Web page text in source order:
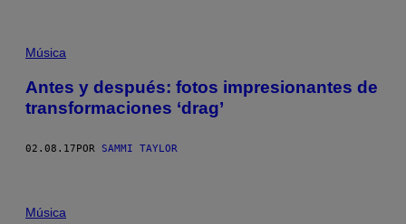
Música
Antes y después: fotos impresionantes de
transformaciones ‘drag’
02.08.17POR SAMMI TAYLOR
Música